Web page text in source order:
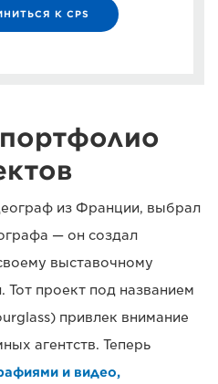
К CPS
из Франции, выбрал
— он создал
выставочному
Тот проект под названием
привлек внимание
агентств. Теперь
и видео,